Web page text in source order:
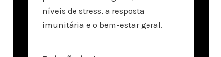
níveis de stress, a resposta
imunitária e o bem-estar geral.